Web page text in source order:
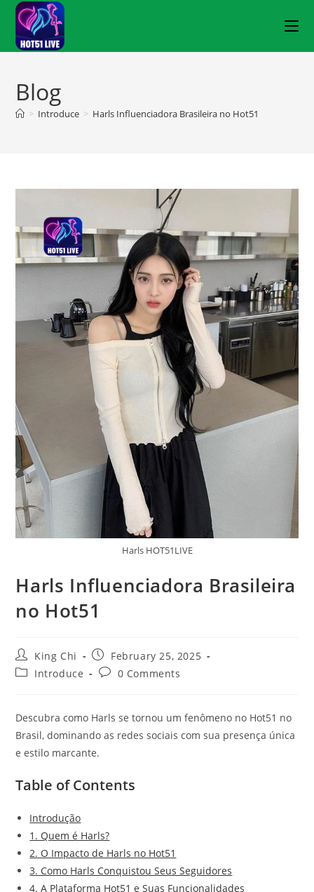
Blog
> Introduce > Harls Influenciadora Brasileira no Hot51
Harls HOT51LIVE
Harls Influenciadora Brasileira
no Hot51
King Chi
February 25, 2025
Introduce
0 Comments
Descubra como Harls se tornou um fenômeno no Hot51 no
Brasil, dominando as redes sociais com sua presença única
e estilo marcante.
Table of Contents
Introdução
1. Quem é Harls?
2. O Impacto de Harls no Hot51
3. Como Harls Conquistou Seus Seguidores
4. A Plataforma Hot51 e Suas Funcionalidades